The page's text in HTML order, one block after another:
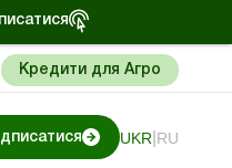
Кредити для Агро
UKR RU